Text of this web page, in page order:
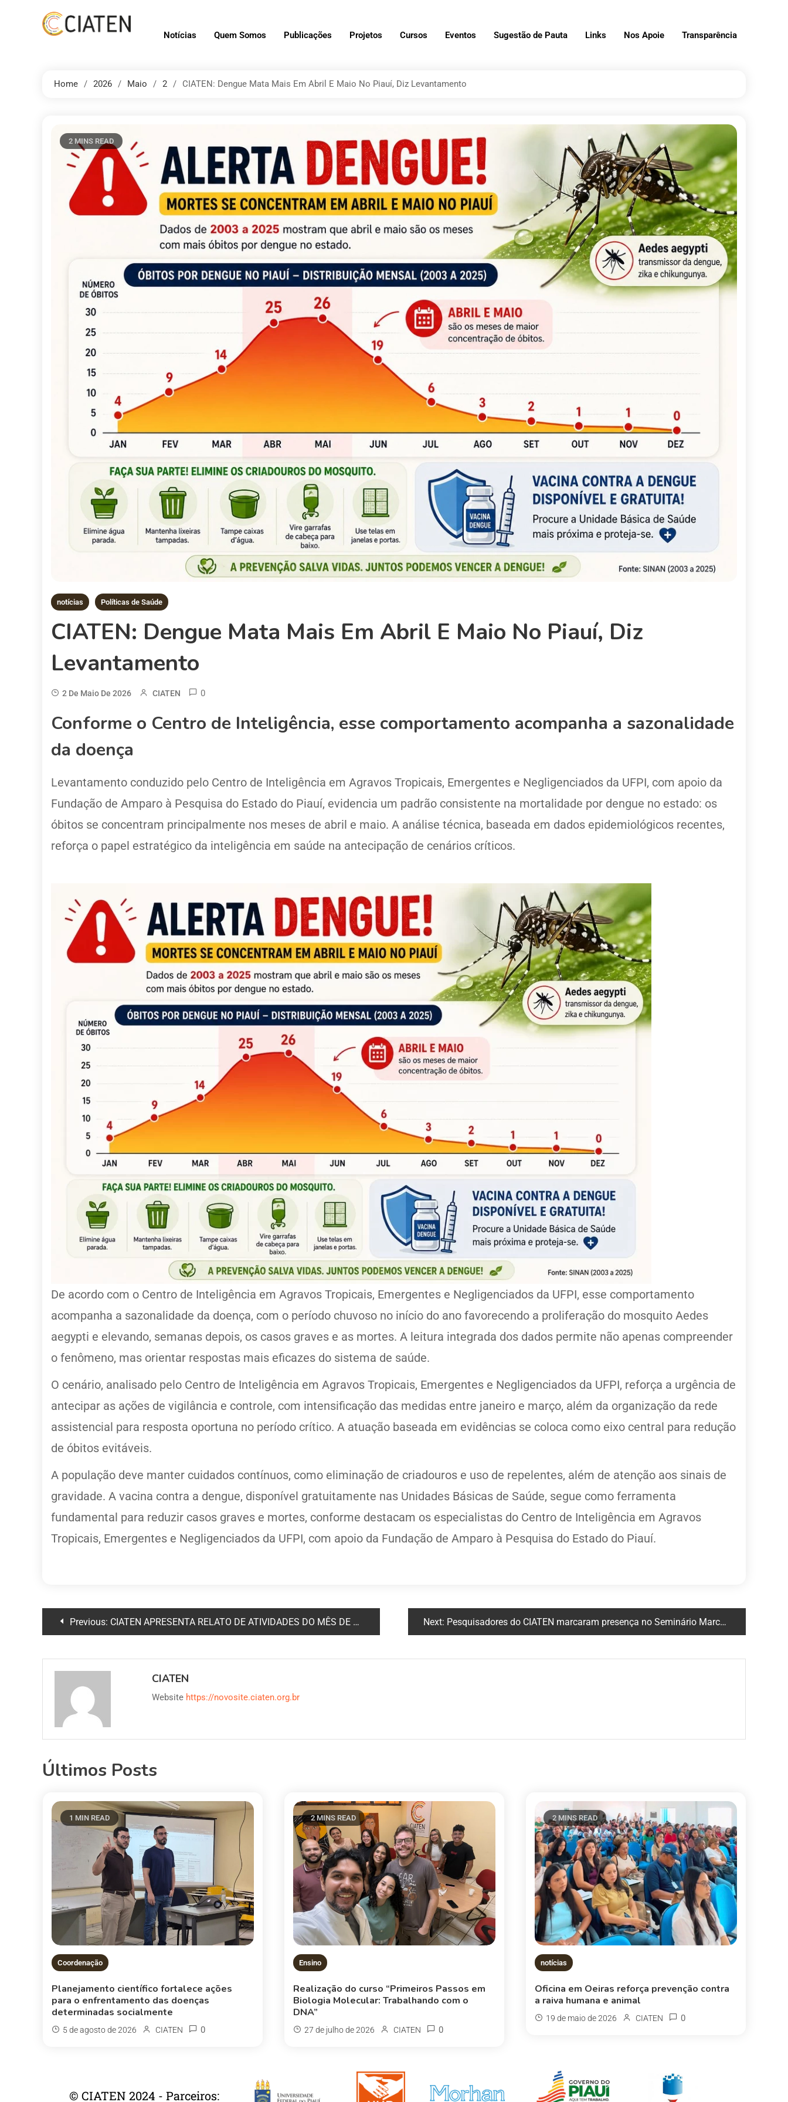
Notícias Quem Somos Publicações Projetos Cursos Eventos Sugestão de Pauta Links Nos Apoie Transparência
Home 2026 Maio 2 CIATEN: Dengue Mata Mais Em Abril E Maio No Piauí, Diz Levantamento
2 MINS READ
notícias Políticas de Saúde
CIATEN: Dengue Mata Mais Em Abril E Maio No Piauí, Diz
Levantamento
2 De Maio De 2026 CIATEN 0
Conforme o Centro de Inteligência, esse comportamento acompanha a sazonalidade
da doença
Levantamento conduzido pelo Centro de Inteligência em Agravos Tropicais, Emergentes e Negligenciados da UFPI, com apoio da
Fundação de Amparo à Pesquisa do Estado do Piauí, evidencia um padrão consistente na mortalidade por dengue no estado: os
óbitos se concentram principalmente nos meses de abril e maio. A análise técnica, baseada em dados epidemiológicos recentes,
reforça o papel estratégico da inteligência em saúde na antecipação de cenários críticos.
De acordo com o Centro de Inteligência em Agravos Tropicais, Emergentes e Negligenciados da UFPI, esse comportamento
acompanha a sazonalidade da doença, com o período chuvoso no início do ano favorecendo a proliferação do mosquito Aedes
aegypti e elevando, semanas depois, os casos graves e as mortes. A leitura integrada dos dados permite não apenas compreender
o fenômeno, mas orientar respostas mais eficazes do sistema de saúde.
O cenário, analisado pelo Centro de Inteligência em Agravos Tropicais, Emergentes e Negligenciados da UFPI, reforça a urgência de
antecipar as ações de vigilância e controle, com intensificação das medidas entre janeiro e março, além da organização da rede
assistencial para resposta oportuna no período crítico. A atuação baseada em evidências se coloca como eixo central para redução
de óbitos evitáveis.
A população deve manter cuidados contínuos, como eliminação de criadouros e uso de repelentes, além de atenção aos sinais de
gravidade. A vacina contra a dengue, disponível gratuitamente nas Unidades Básicas de Saúde, segue como ferramenta
fundamental para reduzir casos graves e mortes, conforme destacam os especialistas do Centro de Inteligência em Agravos
Tropicais, Emergentes e Negligenciados da UFPI, com apoio da Fundação de Amparo à Pesquisa do Estado do Piauí.
Previous: CIATEN APRESENTA RELATO DE ATIVIDADES DO MÊS DE ABRIL Next: Pesquisadores do CIATEN marcaram presença no Seminário Marco Zero do PPSUS/PI!
CIATEN
Website https://novosite.ciaten.org.br
Últimos Posts
1 MIN READ
Coordenação
Planejamento científico fortalece ações
para o enfrentamento das doenças
determinadas socialmente
5 de agosto de 2026 CIATEN 0
2 MINS READ
Ensino
Realização do curso “Primeiros Passos em
Biologia Molecular: Trabalhando com o
DNA”
27 de julho de 2026 CIATEN 0
2 MINS READ
notícias
Oficina em Oeiras reforça prevenção contra
a raiva humana e animal
19 de maio de 2026 CIATEN 0
© CIATEN 2024 - Parceiros: